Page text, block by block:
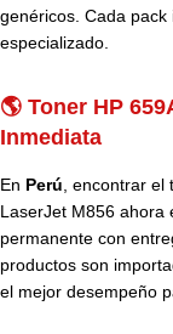
genéricos. Cada
especializado.
🌎 Toner HP
Inmediata
En Perú , encontrar
LaserJet M856 ahora
permanente con
productos son
el mejor desempeño